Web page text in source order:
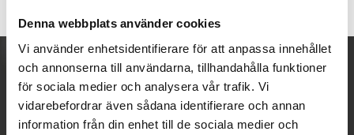
Denna webbplats använder cookies
Vi använder enhetsidentifierare för att anpassa innehållet
och annonserna till användarna, tillhandahålla funktioner
för sociala medier och analysera vår trafik. Vi
vidarebefordrar även sådana identifierare och annan
information från din enhet till de sociala medier och
Kalendarium